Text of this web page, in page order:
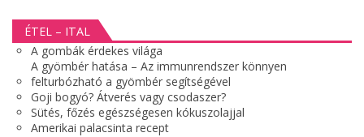
ÉTEL – ITAL
A gombák érdekes világa
A gyömbér hatása – Az immunrendszer könnyen
felturbózható a gyömbér segítségével
Goji bogyó? Átverés vagy csodaszer?
Sütés, főzés egészségesen kókuszolajjal
Amerikai palacsinta recept